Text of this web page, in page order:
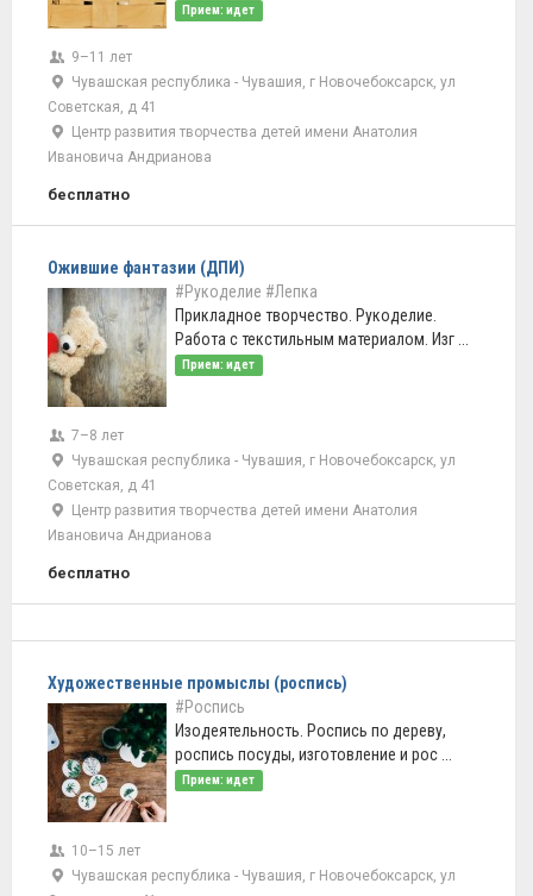
Прием: идет
9–11 лет
Чувашская республика - Чувашия, г Новочебоксарск, ул
Советская, д 41
Центр развития творчества детей имени Анатолия
Ивановича Андрианова
бесплатно
Ожившие фантазии (ДПИ)
#Рукоделие #Лепка
Прикладное творчество. Рукоделие.
Работа с текстильным материалом. Изг ...
Прием: идет
7–8 лет
Чувашская республика - Чувашия, г Новочебоксарск, ул
Советская, д 41
Центр развития творчества детей имени Анатолия
Ивановича Андрианова
бесплатно
Художественные промыслы (роспись)
#Роспись
Изодеятельность. Роспись по дереву,
роспись посуды, изготовление и рос ...
Прием: идет
10–15 лет
Чувашская республика - Чувашия, г Новочебоксарск, ул